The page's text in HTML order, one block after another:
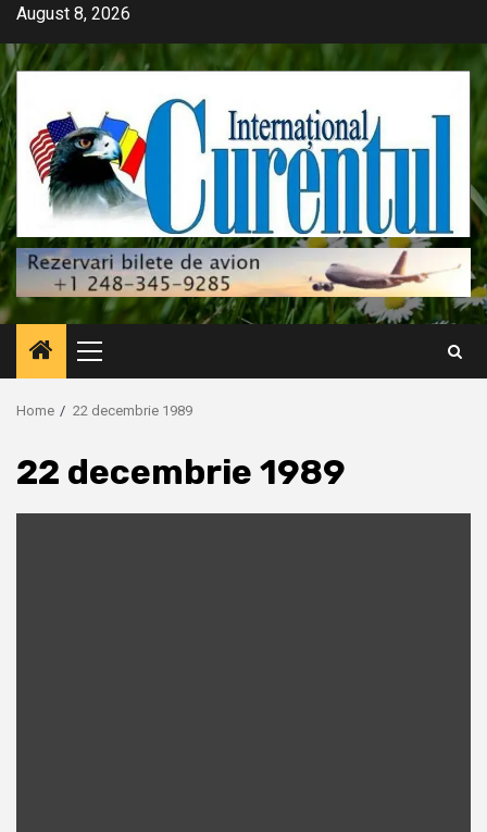
Skip
content
August 8, 2026
Primary
Menu
Home 22 decembrie 1989
22 decembrie 1989